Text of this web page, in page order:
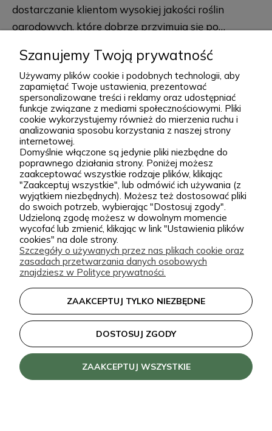
dostarczanie klientom wysokiej jakości roślin
ogrodowych, które dobrze przyjmują się po
rabaty, skalniaki, ogrody naturalistyczne oraz
większe kompozycje krajobrazowe. Za Zieloną Parą
stoją Wiktor i Klaudia, którzy z dużą starannością
dobierają każdą odmianę dostępną w naszej
ofercie. W sprzedaży znajdziesz zarówno
sprawdzone, klasyczne gatunki, jak i ciekawsze,
bardziej unikatowe krzewy ozdobne, drzewa, byliny
oraz sadzonki do ogrodu. Każda roślina jest przez
nas pielęgnowana, nawożona, przycinana i
przygotowywana tak, aby mogła trafić do Twojego
ogrodu w jak najlepszej kondycji. W Zielonej Parze
stawiamy przede wszystkim na jakość sadzonek.
Wiemy, że dobrze ukorzeniona, zdrowa roślina to
podstawa udanego ogrodu, dlatego nie traktujemy
sprzedaży roślin jak zwykłej wysyłki produktu.
Nasze sadzonki są starannie prowadzone i
zabezpieczane przed transportem, dzięki czemu
klienci doceniają je za wygląd, kondycję oraz dobre
przyjęcie po posadzeniu. Pozytywne opinie o
roślinach z naszej szkółki są dla nas najlepszym
Podgórna 9, 97-565 Brudzice
+48 793 037 145
kontakt@zielonapara.pl
Kategorie
Informacje
zielonapara.pl © 2026
Szanujemy Twoją prywatność
Używamy plików cookie i podobnych technologii, aby
zapamiętać Twoje ustawienia, prezentować
spersonalizowane treści i reklamy oraz udostępniać
funkcje związane z mediami społecznościowymi. Pliki
cookie wykorzystujemy również do mierzenia ruchu i
analizowania sposobu korzystania z naszej strony
internetowej.
Domyślnie włączone są jedynie pliki niezbędne do
poprawnego działania strony. Poniżej możesz
zaakceptować wszystkie rodzaje plików, klikając
"Zaakceptuj wszystkie", lub odmówić ich używania (z
wyjątkiem niezbędnych). Możesz też dostosować pliki
do swoich potrzeb, wybierając "Dostosuj zgody".
Udzieloną zgodę możesz w dowolnym momencie
wycofać lub zmienić, klikając w link "Ustawienia plików
cookies" na dole strony.
Szczegóły o używanych przez nas plikach cookie oraz
zasadach przetwarzania danych osobowych
znajdziesz w Polityce prywatności.
ZAAKCEPTUJ TYLKO NIEZBĘDNE
DOSTOSUJ ZGODY
ZAAKCEPTUJ WSZYSTKIE